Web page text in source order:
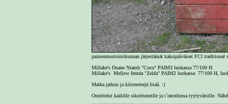
paimennustoimikunnan järjestämät kaksipäiväiset FCI traditional
Millake's Duane Niamh "Coco" PAIM3 luokassa 77/100 H.
Millake's Mellow Irenda "Zelda" PAIM2 luokassa 77/100 H,
Matka jatkuu ja kilometrejä lisää. :)
Onnittelut kaikille sikoittuneille ja t´ratoihinsa tyytyväisille.